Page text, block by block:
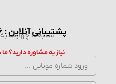
پشتیبانی آنلاین : 9542026 - 0903
شنبه تا چهارشنبه 09:00 الی 18:00
نیاز به مشاوره دارید؟